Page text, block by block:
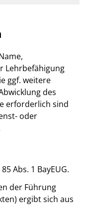
Lehrbefähigung
ggf. weitere
des
erforderlich sind
oder
Abs. 1 BayEUG.
der Führung
ergibt sich aus